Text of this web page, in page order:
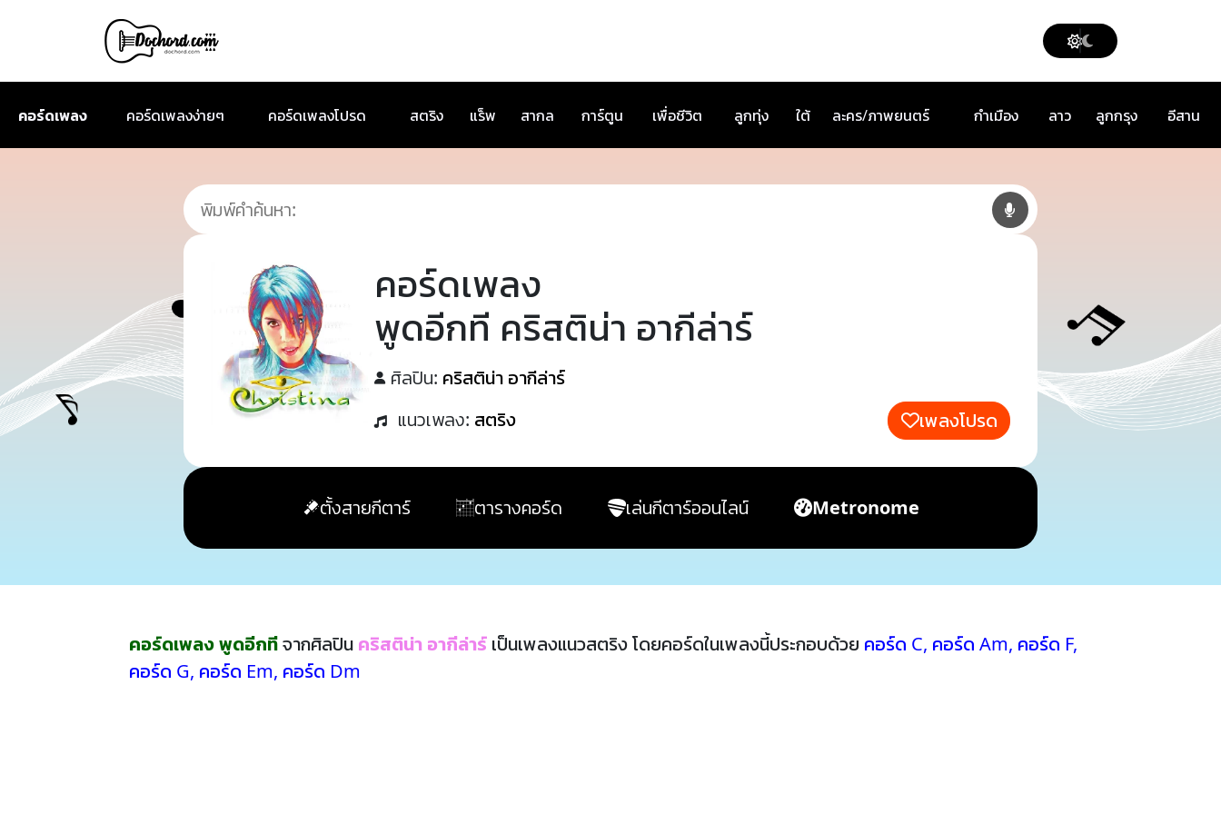
คอร์ดเพลง คอร์ดเพลงง่ายๆ คอร์ดเพลงโปรด สตริง แร็พ สากล การ์ตูน เพื่อชีวิต ลูกทุ่ง ใต้ ละคร/ภาพยนตร์ กำเมือง ลาว ลูกกรุง อีสาน
คอร์ดเพลง
พูดอีกที คริสติน่า อากีล่าร์
ศิลปิน: คริสติน่า อากีล่าร์
แนวเพลง: สตริง เพลงโปรด
ตั้งสายกีตาร์ ตารางคอร์ด เล่นกีตาร์ออนไลน์ Metronome
คอร์ดเพลง พูดอีกทีจากศิลปิน คริสติน่า อากีล่าร์ เป็นเพลงแนวสตริง โดยคอร์ดในเพลงนี้ประกอบด้วย คอร์ด C, คอร์ด Am, คอร์ด F,
คอร์ด G, คอร์ด Em, คอร์ด Dm